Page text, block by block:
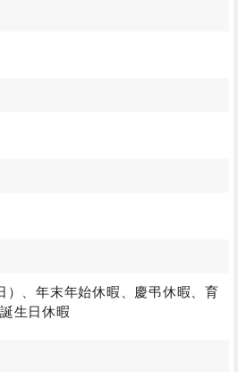
）、年末年始休暇、慶弔休暇、育
生日休暇